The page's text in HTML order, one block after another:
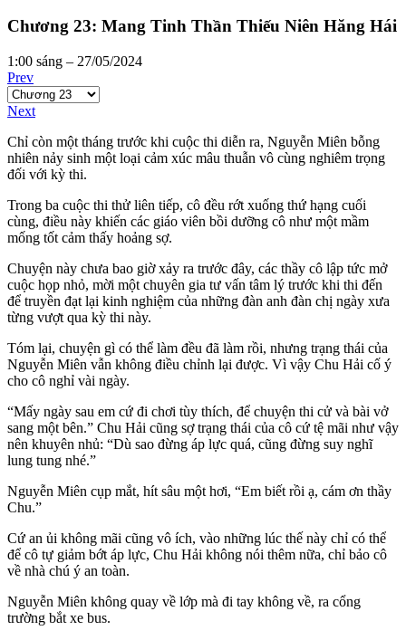
Chương 23: Mang Tinh Thần Thiếu Niên Hăng Hái
1:00 sáng – 27/05/2024
Prev
Next
Chỉ còn một tháng trước khi cuộc thi diễn ra, Nguyễn Miên bỗng
nhiên nảy sinh một loại cảm xúc mâu thuẫn vô cùng nghiêm trọng
đối với kỳ thi.
Trong ba cuộc thi thử liên tiếp, cô đều rớt xuống thứ hạng cuối
cùng, điều này khiến các giáo viên bồi dưỡng cô như một mầm
mống tốt cảm thấy hoảng sợ.
Chuyện này chưa bao giờ xảy ra trước đây, các thầy cô lập tức mở
cuộc họp nhỏ, mời một chuyên gia tư vấn tâm lý trước khi thi đến
để truyền đạt lại kinh nghiệm của những đàn anh đàn chị ngày xưa
từng vượt qua kỳ thi này.
Tóm lại, chuyện gì có thể làm đều đã làm rồi, nhưng trạng thái của
Nguyễn Miên vẫn không điều chỉnh lại được. Vì vậy Chu Hải cố ý
cho cô nghỉ vài ngày.
“Mấy ngày sau em cứ đi chơi tùy thích, để chuyện thi cử và bài vở
sang một bên.” Chu Hải cũng sợ trạng thái của cô cứ tệ mãi như vậy
nên khuyên nhủ: “Dù sao đừng áp lực quá, cũng đừng suy nghĩ
lung tung nhé.”
Nguyễn Miên cụp mắt, hít sâu một hơi, “Em biết rồi ạ, cám ơn thầy
Chu.”
Cứ an ủi không mãi cũng vô ích, vào những lúc thế này chỉ có thể
để cô tự giảm bớt áp lực, Chu Hải không nói thêm nữa, chỉ bảo cô
về nhà chú ý an toàn.
Nguyễn Miên không quay về lớp mà đi tay không về, ra cổng
trường bắt xe bus.